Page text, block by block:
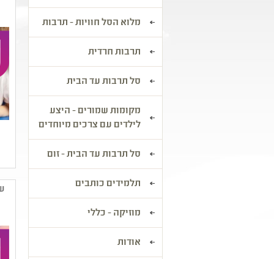
מלוא הסל חוויות - תרבות
תרבות חרדית
סל תרבות עד הבית
מקומות שמורים - היצע
לילדים עם צרכים מיוחדים
סל תרבות עד הבית - זום
תלמידים כותבים
מוזיקה - כללי
אודות